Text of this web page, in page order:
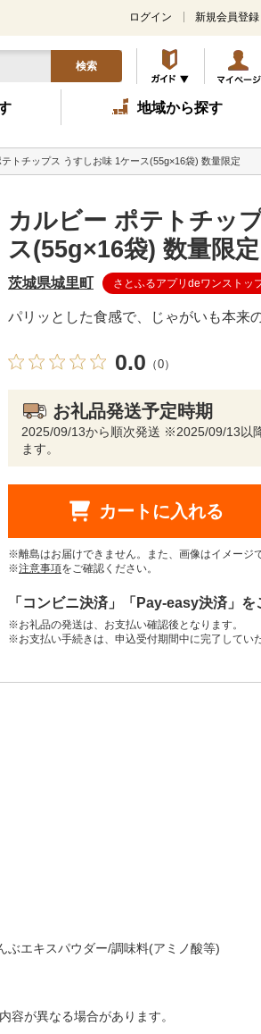
ログイン 新規会員登録
検索
地域から探す
トチップス うすしお味 1ケース(55g×16袋) 数量限定
カルビー ポテトチッ
ス(55g×16袋) 数量限定
茨城県城里町 さとふるアプリdeワンストッ
パリッとした食感で、じゃがいも本来
0.0 （0）
お礼品発送予定時期
2025/09/13から順次発送 ※2025/09/13以
ます。
カートに入れる
※離島はお届けできません。また、画像はイメージで
※注意事項をご確認ください。
「コンビニ決済」「Pay-easy決済」
※お礼品の発送は、お支払い確認後となります。
※お支払い手続きは、申込受付期間中に完了してい
ぶエキスパウダー/調味料(アミノ酸等)
が異なる場合があります。